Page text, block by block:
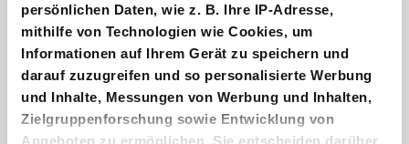
persönlichen Daten, wie z. B. Ihre IP-Adresse,
mithilfe von Technologien wie Cookies, um
Informationen auf Ihrem Gerät zu speichern und
darauf zuzugreifen und so personalisierte Werbung
und Inhalte, Messungen von Werbung und Inhalten,
Zielgruppenforschung sowie Entwicklung von
Angeboten zu ermöglichen. Sie entscheiden darüber,
Top 10 Kartenspiele